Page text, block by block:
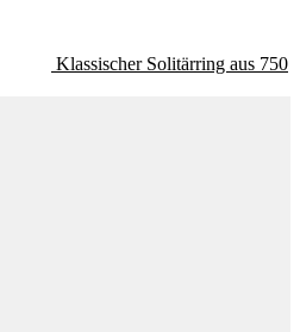
Klassischer Solitärring aus 750